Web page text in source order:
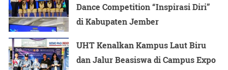
Dance Competition “Inspirasi Diri”
di Kabupaten Jember
UHT Kenalkan Kampus Laut Biru
dan Jalur Beasiswa di Campus Expo